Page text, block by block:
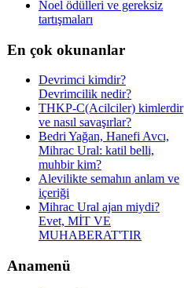
Noel ödülleri ve gereksiz
tartışmaları
En çok okunanlar
Devrimci kimdir?
Devrimcilik nedir?
THKP-C(Acilciler) kimlerdir
ve nasıl savaşırlar?
Bedri Yağan, Hanefi Avcı,
Mihrac Ural: katil belli,
muhbir kim?
Alevilikte semahın anlam ve
içeriği
Mihrac Ural ajan miydi?
Evet, MİT VE
MUHABERAT'TIR
Anamenü